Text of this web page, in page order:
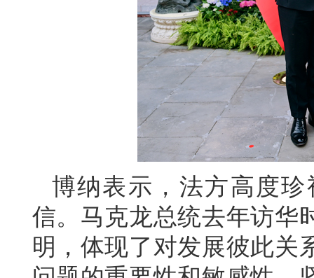
博纳表示，法方高度
信。马克龙总统去年访华
明，体现了对发展彼此关